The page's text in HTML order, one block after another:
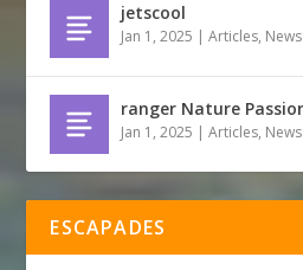
jetscool
Jan 1, 2025 |Articles,
ranger Nature
Jan 1, 2025 |Articles,
ESCAPADES